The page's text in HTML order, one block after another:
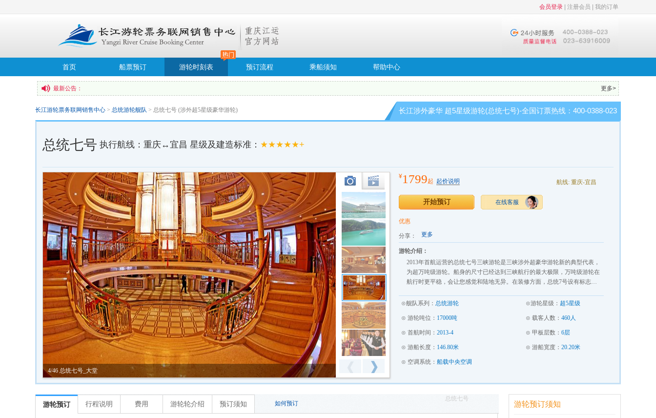
会员登录 注册会员 我的订单
首页 船票预订 游轮时刻表 预订流程 乘船须知 帮助中心
最新公告： 更多>
长江涉外豪华 超5星级游轮(总统七号)-全国订票热线：400-0388-023
长江游轮票务联网销售中心 > 总统游轮舰队 > 总统七号 (涉外超5星级豪华游轮)
总统七号 执行航线：重庆↔宜昌 星级及建造标准： ★★★★★+
航线: 重庆-宜昌
¥1799起 起价说明
开始预订 在线客服
优惠
分享： 更多
游轮介绍：
2013年首航运营的总统七号三峡游轮是三峡涉外超豪华游轮新的典型代表，
为超万吨级游轮。船身的尺寸已经达到三峡航行的最大极限，万吨级游轮在
航行时更平稳，会让您感觉和陆地无异。在装修方面，总统7号设有标志…
⊙舰队系列： 总统游轮 ⊙游轮星级： 超5星级
⊙ 游轮吨位： 17000吨 ⊙ 载客人数： 460人
⊙ 首航时间： 2013-4 ⊙ 甲板层数： 6层
⊙ 游船长度： 146.80米 ⊙ 游船宽度： 20.20米
⊙ 空调系统： 船载中央空调
图片 视频
向前浏
向后浏
5/46 总统七号_双层餐厅
总统七号
游轮预订 行程说明 费用 游轮轮介绍 预订须知 如何预订 游轮预订须知